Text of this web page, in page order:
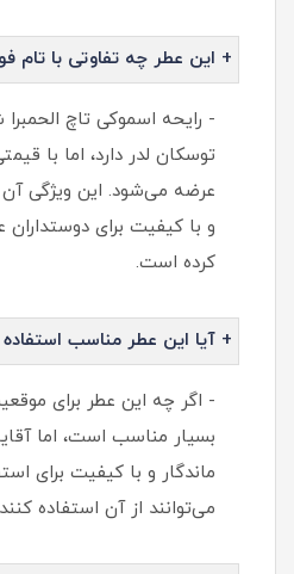
+ این عطر چه تفاوتی با تام
- رایحه اسموکی تاچ
توسکان لدر دارد، اما با
عرضه می‌شود. این ویژگی آن
و با کیفیت برای
کرده است.
+ آیا این عطر مناسب
- اگر چه این عطر برای
بسیار مناسب است، اما
ماندگار و با کیفیت برای
می‌توانند از آن استفاده